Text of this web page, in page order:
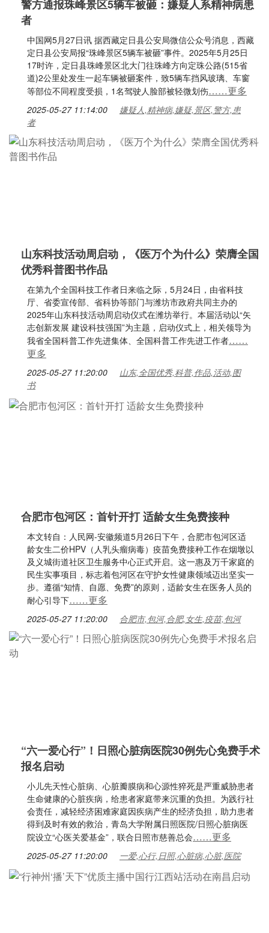
警方通报珠峰景区5辆车被砸：嫌疑人系精神病患
者
中国网5月27日讯 据西藏定日县公安局微信公众号消息，西藏
定日县公安局报“珠峰景区5辆车被砸”事件。2025年5月25日
17时许，定日县珠峰景区北大门往珠峰方向定珠公路(515省
道)2公里处发生一起车辆被砸案件，致5辆车挡风玻璃、车窗
等部位不同程度受损，1名驾驶人脸部被轻微划伤……更多
2025-05-27 11:14:00
嫌疑人,精神病,嫌疑,景区,警方,患
者
山东科技活动周启动，《医万个为什么》荣膺全国
优秀科普图书作品
在第九个全国科技工作者日来临之际，5月24日，由省科技
厅、省委宣传部、省科协等部门与潍坊市政府共同主办的
2025年山东科技活动周启动仪式在潍坊举行。本届活动以“矢
志创新发展 建设科技强国”为主题，启动仪式上，相关领导为
我省全国科普工作先进集体、全国科普工作先进工作者……
更多
2025-05-27 11:20:00
山东,全国优秀,科普,作品,活动,图
书
合肥市包河区：首针开打 适龄女生免费接种
本文转自：人民网-安徽频道5月26日下午，合肥市包河区适
龄女生二价HPV（人乳头瘤病毒）疫苗免费接种工作在烟墩以
及义城街道社区卫生服务中心正式开启。这一惠及万千家庭的
民生实事项目，标志着包河区在守护女性健康领域迈出坚实一
步。遵循“知情、自愿、免费”的原则，适龄女生在医务人员的
耐心引导下……更多
2025-05-27 11:20:00 合肥市,包河,合肥,女生,疫苗,包河
“六一爱心行”！日照心脏病医院30例先心免费手术
报名启动
小儿先天性心脏病、心脏瓣膜病和心源性猝死是严重威胁患者
生命健康的心脏疾病，给患者家庭带来沉重的负担。为践行社
会责任，减轻经济困难家庭因疾病产生的经济负担，助力患者
得到及时有效的救治，青岛大学附属日照医院/日照心脏病医
院设立“心医关爱基金”，联合日照市慈善总会……更多
2025-05-27 11:20:00 一爱,心行,日照,心脏病,心脏,医院